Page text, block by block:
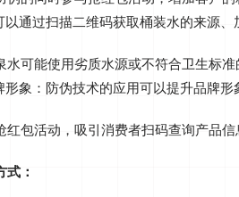
通过扫描二维码获取桶装水的来源
水可能使用劣质水源或不符合卫生标
象‌：防伪技术的应用可以提升品牌形
包活动，吸引消费者扫码查询产品信
：